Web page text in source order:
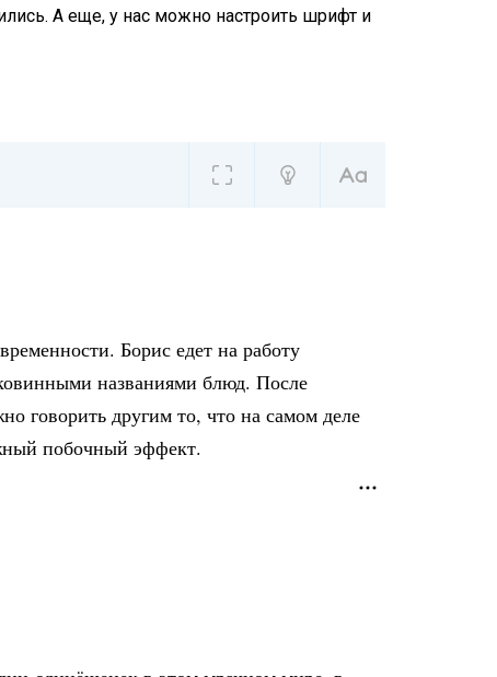
А еще, у нас можно настроить шрифт и
Борис едет на работу
названиями блюд. После
говорить другим то, что на самом деле
побочный эффект.